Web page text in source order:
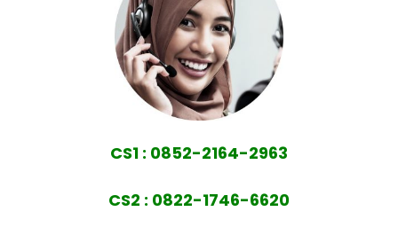
CS1 : 0852-2164-2963
CS2 : 0822-1746-6620